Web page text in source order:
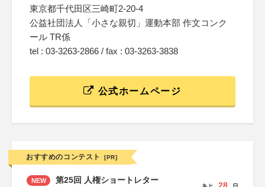
東京都千代田区三崎町2-20-4
公益社団法人「小さな親切」運動本部 作文コンク
ール TR係
tel : 03-3263-2866 / fax : 03-3263-3838
公式ホームページ
おすすめのコンテスト [PR]
NEW 第25回 人権ショートレター